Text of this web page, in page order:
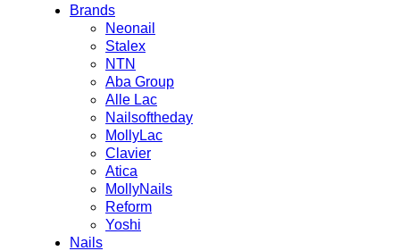
Brands
Neonail
Stalex
NTN
Aba Group
Alle Lac
Nailsoftheday
MollyLac
Clavier
Atica
MollyNails
Reform
Yoshi
Nails